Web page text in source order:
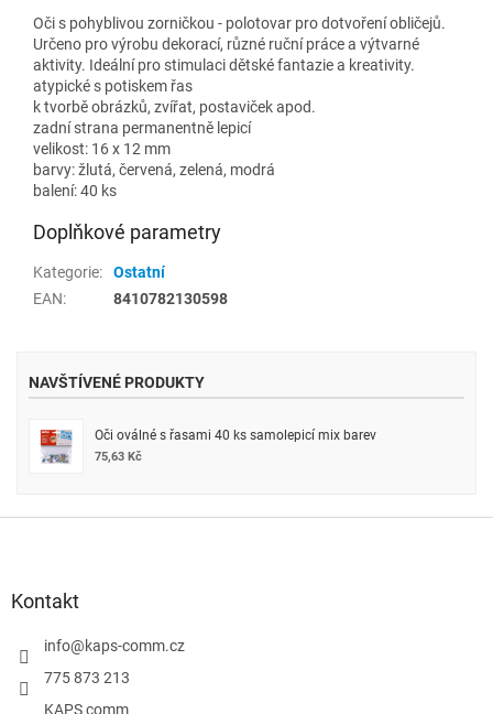
Oči s pohyblivou zorničkou - polotovar pro dotvoření obličejů.
Určeno pro výrobu dekorací, různé ruční práce a výtvarné
aktivity. Ideální pro stimulaci dětské fantazie a kreativity.
atypické s potiskem řas
k tvorbě obrázků, zvířat, postaviček apod.
zadní strana permanentně lepicí
velikost: 16 x 12 mm
barvy: žlutá, červená, zelená, modrá
balení: 40 ks
Doplňkové parametry
Kategorie:
Ostatní
EAN: 8410782130598
NAVŠTÍVENÉ PRODUKTY
Oči oválné s řasami 40 ks samolepicí mix barev
75,63 Kč
Kontakt
info@kaps-comm.cz
775 873 213
KAPS comm